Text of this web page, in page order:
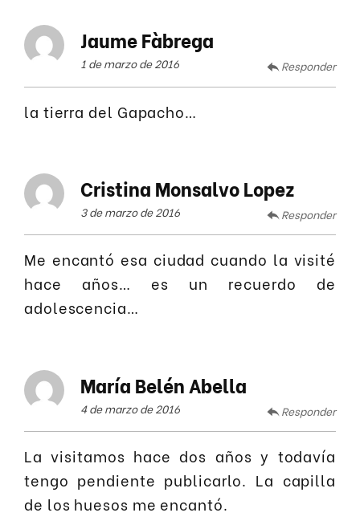
Jaume Fàbrega
1 de marzo de 2016 Responder
la tierra del Gapacho…
Cristina Monsalvo Lopez
3 de marzo de 2016 Responder
Me encantó esa ciudad cuando la visité
hace años… es un recuerdo de
adolescencia…
María Belén Abella
4 de marzo de 2016 Responder
La visitamos hace dos años y todavía
tengo pendiente publicarlo. La capilla
de los huesos me encantó.